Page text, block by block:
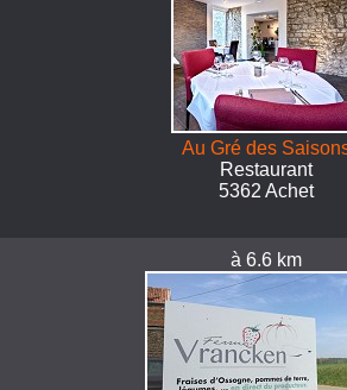
Au Gré des
Restaurant
5362 Achet
à 6.6 km